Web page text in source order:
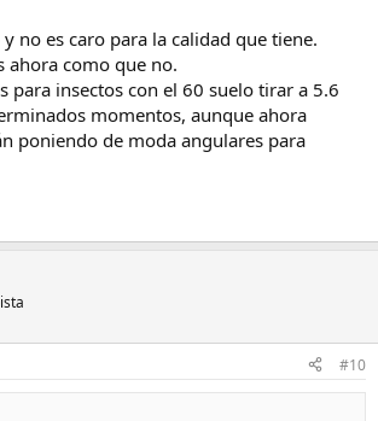
no es caro para la calidad que tiene.
ahora como que no.
para insectos con el 60 suelo tirar a 5.6
momentos, aunque ahora
poniendo de moda angulares para
#10